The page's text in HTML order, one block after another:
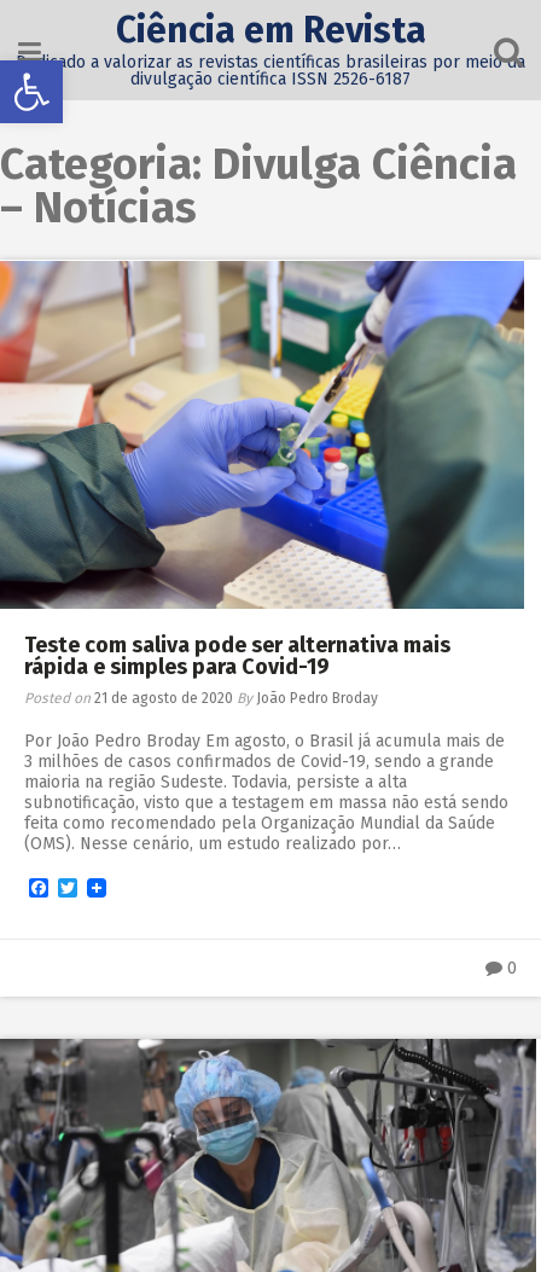
Abrir a barra de ferramentas
Ciência em Revista
Dedicado a valorizar as revistas científicas brasileiras por meio da
divulgação científica ISSN 2526-6187
Categoria: Divulga Ciência
– Notícias
Teste com saliva pode ser alternativa mais
rápida e simples para Covid-19
Posted on 21 de agosto de 2020 By João Pedro Broday
Por João Pedro Broday Em agosto, o Brasil já acumula mais de
3 milhões de casos confirmados de Covid-19, sendo a grande
maioria na região Sudeste. Todavia, persiste a alta
subnotificação, visto que a testagem em massa não está sendo
feita como recomendado pela Organização Mundial da Saúde
(OMS). Nesse cenário, um estudo realizado por…
Facebook
Twitter
0